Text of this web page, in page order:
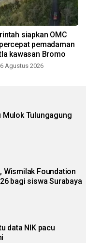
siapkan OMC
pemadaman
kawasan Bromo
Agustus 2026
Mulok Tulungagung
Wismilak Foundation
bagi siswa Surabaya
data NIK pacu